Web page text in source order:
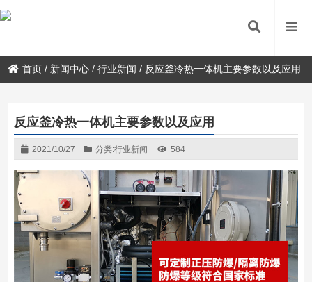
首页 / 新闻中心 /行业新闻 / 反应釜冷热一体机主要参数以及应用
反应釜冷热一体机主要参数以及应用
2021/10/27 分类:行业新闻 584